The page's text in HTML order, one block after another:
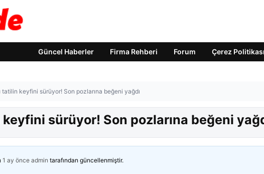
Güncel Haberler Firma Rehberi Forum Çerez Politikası
keyfini sürüyor! Son pozlarına beğeni yağdı
sürüyor! Son pozlarına beğeni
1 ay önce admin tarafından güncellenmiştir.